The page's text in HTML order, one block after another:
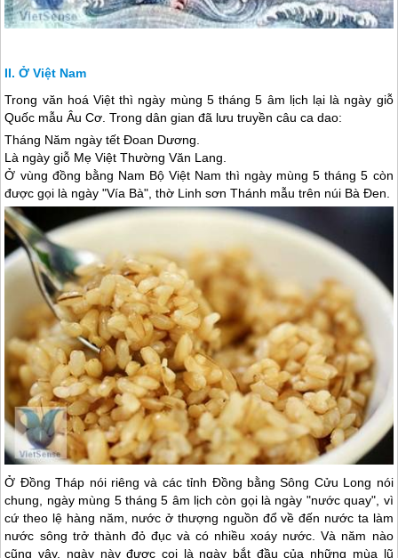
Ở Việt Nam
Trong văn hoá Việt thì ngày mùng 5 tháng 5 âm lịch lại là ngày giỗ
Quốc mẫu Âu Cơ. Trong dân gian đã lưu truyền câu ca dao:
Tháng Năm ngày tết Đoan Dương.
Là ngày giỗ Mẹ Việt Thường Văn Lang.
Ở vùng đồng bằng Nam Bộ Việt Nam thì ngày mùng 5 tháng 5 còn
được gọi là ngày "Vía Bà", thờ Linh sơn Thánh mẫu trên núi Bà Đen.
Ở Đồng Tháp nói riêng và các tỉnh Đồng bằng Sông Cửu Long nói
chung, ngày mùng 5 tháng 5 âm lịch còn gọi là ngày "nước quay", vì
cứ theo lệ hàng năm, nước ở thượng nguồn đổ về đến nước ta làm
nước sông trở thành đỏ đục và có nhiều xoáy nước. Và năm nào
cũng vậy, ngày này được coi là ngày bắt đầu của những mùa lũ